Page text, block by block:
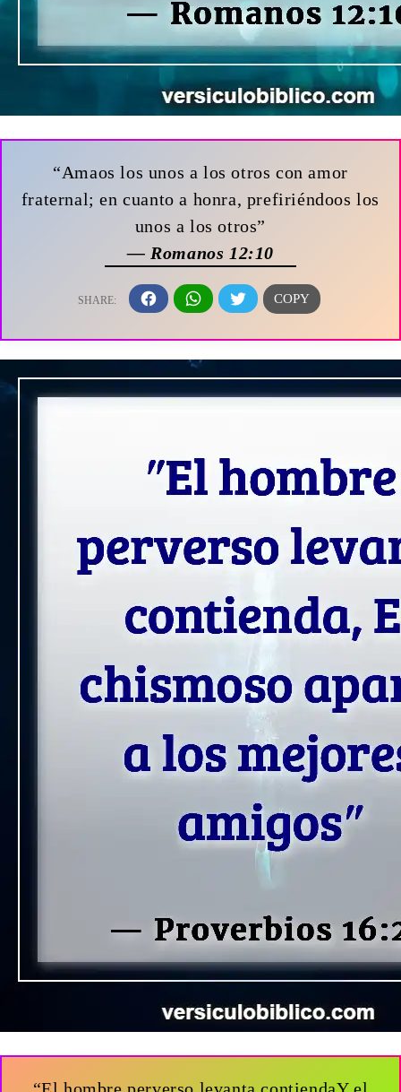
“Amaos los unos a los otros con amor
fraternal; en cuanto a honra, prefiriéndoos los
unos a los otros”
— Romanos 12:10